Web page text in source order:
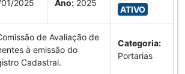
2025 Ano: 2025
ATIVO
de Avaliação de
à emissão do
Cadastral.
Categoria:
Portarias